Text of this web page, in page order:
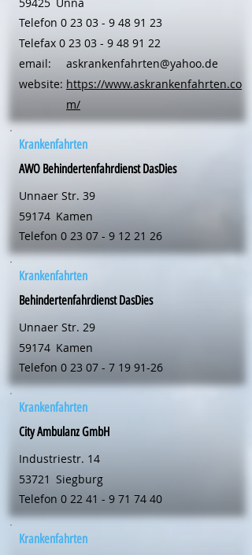
Telefon 0 23 03 - 9 48 91 23
Telefax 0 23 03 - 9 48 91 22
email:
website:
askrankenfahrten@yahoo.de
https://www.askrankenfahrten.co
m/
Krankenfahrten
AWO Behindertenfahrdienst DasDies
Unnaer Str. 39
59174 Kamen
Telefon 0 23 07 - 9 12 21 26
Krankenfahrten
Behindertenfahrdienst DasDies
Unnaer Str. 29
59174 Kamen
Telefon 0 23 07 - 7 19 91-26
Krankenfahrten
City Ambulanz GmbH
Industriestr. 14
53721 Siegburg
Telefon 0 22 41 - 9 71 74 40
Krankenfahrten